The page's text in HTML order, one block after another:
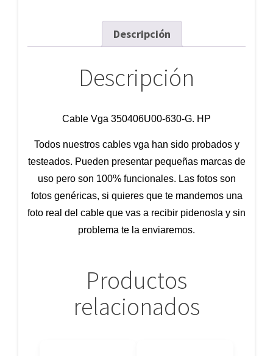
Descripción
Descripción
Cable Vga 350406U00-630-G. HP
Todos nuestros cables vga han sido probados y
testeados. Pueden presentar pequeñas marcas de
uso pero son 100% funcionales. Las fotos son
fotos genéricas, si quieres que te mandemos una
foto real del cable que vas a recibir pidenosla y sin
problema te la enviaremos.
Productos
relacionados